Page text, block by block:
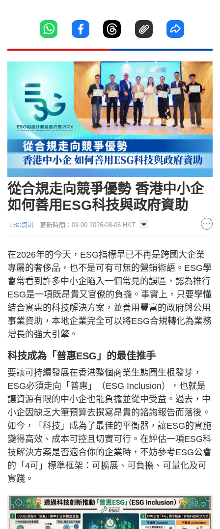
從合規走向競爭優勢 香港中小企
如何善用ESG科技與政府資助
ESG資訊 更新時間：09:00 2026-08-06 HKT
在2026年的今天，ESG指標早已不再是跨國大企業
專屬的奢侈品，也不是可有可無的營銷術語。ESG學
會常看到許多中小企陷入一個常見的誤區，認為推行
ESG是一項既昂貴又官僚的負擔。事實上，只要學懂
結合實惠的科技解決方案，並善用豐富的政府與公用
事業資助，本地企業完全可以將ESG合規轉化為業務
增長的強大引擎。
科技成為「普惠ESG」的最佳推手
要讓可持續發展在香港整個商業生態圈生根發芽，
ESG必須走向「普惠」（ESG Inclusion），也就是
讓資源有限的中小企也能負擔並從中受益。過去，中
小企因缺乏大筆預算去撰寫昂貴的諮詢報告而落後。
如今，「科技」成為了最佳的平衡器，讓ESG的實施
變得高效、成本可控且切實可行。在評估一項ESG科
技解決方案是否適合你的企業時，不妨參考ESG公會
的「4可」標準框架：可擴展、可負擔、可量化及可
實踐。